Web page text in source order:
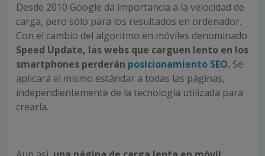
Desde 2010 Google da importancia a la velocidad de
carga, pero sólo para los resultados en ordenador.
Con el cambio del algoritmo en móviles denominado
Speed Update, las webs que carguen lento en los
smartphones perderán posicionamiento SEO. Se
aplicará el mismo estándar a todas las páginas,
independientemente de la tecnología utilizada para
crearla.